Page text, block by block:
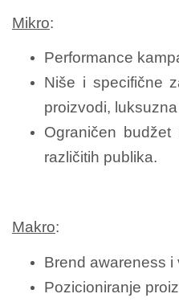
Mikro:
Performance
Niše i specifične
proizvodi,
Ograničen
različitih publika.
Makro:
Brend awareness i
Pozicioniranje